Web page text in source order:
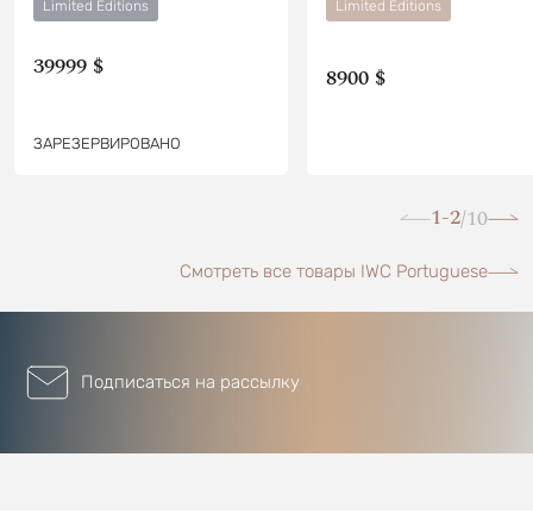
Limited Editions
39999 $
ЗАРЕЗЕРВИРОВАНО
Limited Editions
8900 $
1-2/10
Смотреть все товары IWC Portuguese
Подписаться на рассылку